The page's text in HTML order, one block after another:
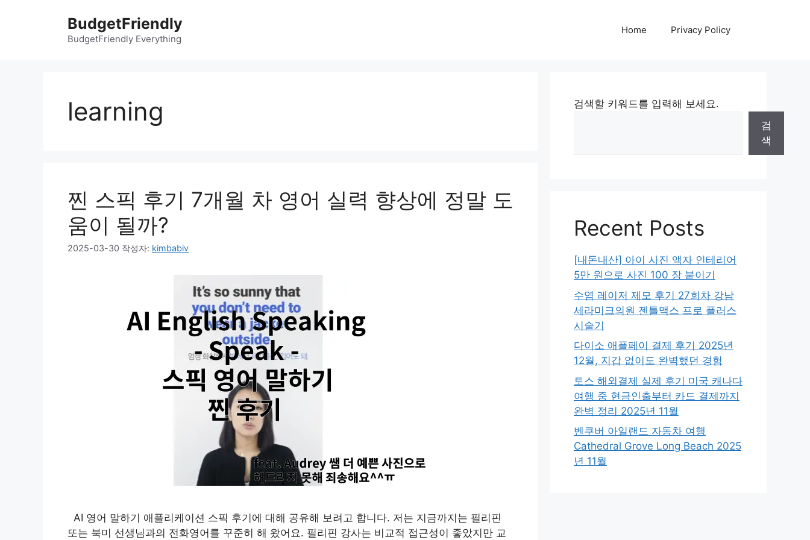
BudgetFriendly
BudgetFriendly Everything
Home Privacy Policy
learning
찐 스픽 후기 7개월 차 영어 실력 향상에 정말 도
움이 될까?
2025-03-30 작성자: kimbabiv
AI 영어 말하기 애플리케이션 스픽 후기에 대해 공유해 보려고 합니다. 저는 지금까지는 필리핀
또는 북미 선생님과의 전화영어를 꾸준히 해 왔어요. 필리핀 강사는 비교적 접근성이 좋았지만 교
검색할 키워드를 입력해 보세요.
검
색
Recent Posts
[내돈내산] 아이 사진 액자 인테리어
5만 원으로 사진 100 장 붙이기
수염 레이저 제모 후기 27회차 강남
세라미크의원 젠틀맥스 프로 플러스
시술기
다이소 애플페이 결제 후기 2025년
12월, 지갑 없이도 완벽했던 경험
토스 해외결제 실제 후기 미국 캐나다
여행 중 현금인출부터 카드 결제까지
완벽 정리 2025년 11월
벤쿠버 아일랜드 자동차 여행
Cathedral Grove Long Beach 2025
년 11월